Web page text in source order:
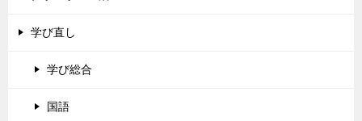
学び直し
学び総合
国語